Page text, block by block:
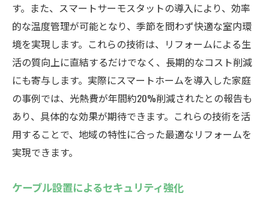
す。また、スマートサーモスタットの導入により、効率
的な温度管理が可能となり、季節を問わず快適な室内環
境を実現します。これらの技術は、リフォームによる生
活の質向上に直結するだけでなく、長期的なコスト削減
にも寄与します。実際にスマートホームを導入した家庭
の事例では、光熱費が年間約20%削減されたとの報告も
あり、具体的な効果が期待できます。これらの技術を活
用することで、地域の特性に合った最適なリフォームを
実現できます。
ケーブル設置によるセキュリティ強化